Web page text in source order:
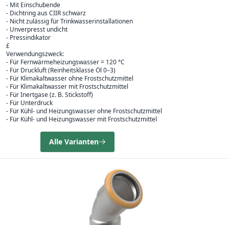
- Mit Einschubende
- Dichtring aus CIIR schwarz
- Nicht zulässig für Trinkwasserinstallationen
- Unverpresst undicht
- Pressindikator
£
Verwendungszweck:
- Für Fernwärmeheizungswasser = 120 °C
- Für Druckluft (Reinheitsklasse Öl 0–3)
- Für Klimakaltwasser ohne Frostschutzmittel
- Für Klimakaltwasser mit Frostschutzmittel
- Für Inertgase (z. B. Stickstoff)
- Für Unterdruck
- Für Kühl- und Heizungswasser ohne Frostschutzmittel
- Für Kühl- und Heizungswasser mit Frostschutzmittel
Alle Varianten